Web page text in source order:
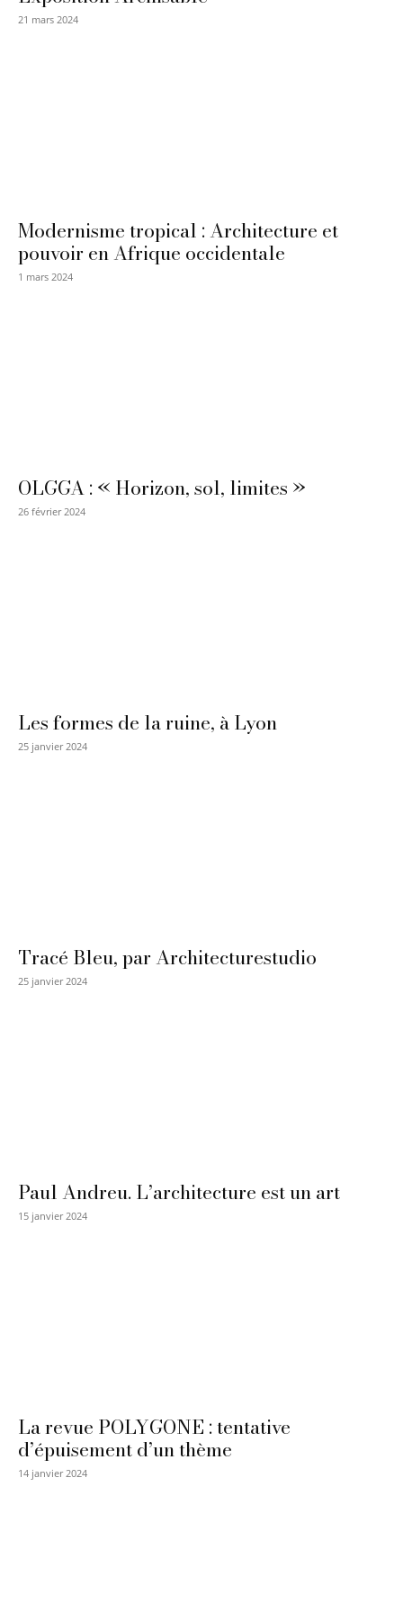
21 mars 2024
Modernisme tropical : Architecture et
pouvoir en Afrique occidentale
1 mars 2024
OLGGA : « Horizon, sol, limites »
26 février 2024
Les formes de la ruine, à Lyon
25 janvier 2024
Tracé Bleu, par Architecturestudio
25 janvier 2024
Paul Andreu. L’architecture est un art
15 janvier 2024
La revue POLYGONE : tentative
d’épuisement d’un thème
14 janvier 2024